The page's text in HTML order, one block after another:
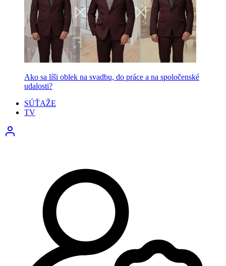
Ako sa líši oblek na svadbu, do práce a na spoločenské
udalosti?
SÚŤAŽE
TV